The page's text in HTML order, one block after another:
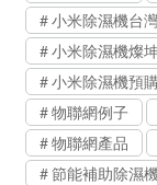
小米除濕機台
小米除濕機燦坤
小米除濕機預
物聯網例子
物聯網產品
節能補助除濕機